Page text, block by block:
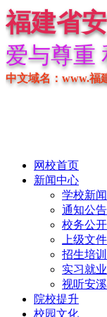
福建省
爱与尊重
中文域名：www.福
网校首页
新闻中心
学校新闻
通知公告
校务公开
上级文件
招生培训
实习就业
视听安溪
院校提升
校园文化